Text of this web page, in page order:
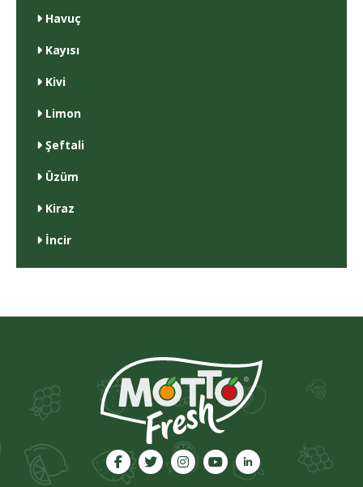
Havuç
Kayısı
Kivi
Limon
Şeftali
Üzüm
Kiraz
İncir